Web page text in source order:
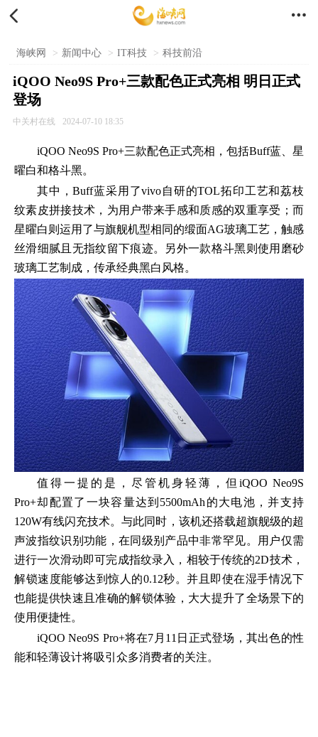
 
海峡网 > 新闻中心 > IT科技 > 科技前沿
iQOO Neo9S Pro+三款配色正式亮相 明日正式
登场
中关村在线 2024-07-10 18:35
iQOO Neo9S Pro+三款配色正式亮相，包括Buff蓝、星
曜白和格斗黑。
其中，Buff蓝采用了vivo自研的TOL拓印工艺和荔枝
纹素皮拼接技术，为用户带来手感和质感的双重享受；而
星曜白则运用了与旗舰机型相同的缎面AG玻璃工艺，触感
丝滑细腻且无指纹留下痕迹。另外一款格斗黑则使用磨砂
玻璃工艺制成，传承经典黑白风格。
值得一提的是，尽管机身轻薄，但iQOO Neo9S
Pro+却配置了一块容量达到5500mAh的大电池，并支持
120W有线闪充技术。与此同时，该机还搭载超旗舰级的超
声波指纹识别功能，在同级别产品中非常罕见。用户仅需
进行一次滑动即可完成指纹录入，相较于传统的2D技术，
解锁速度能够达到惊人的0.12秒。并且即使在湿手情况下
也能提供快速且准确的解锁体验，大大提升了全场景下的
使用便捷性。
iQOO Neo9S Pro+将在7月11日正式登场，其出色的性
能和轻薄设计将吸引众多消费者的关注。